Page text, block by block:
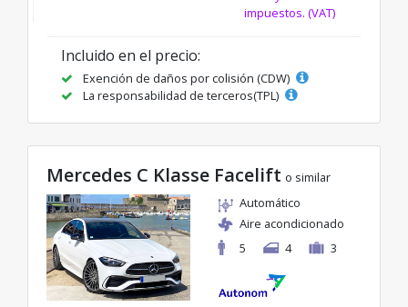
impuestos. (VAT)
Incluido en el precio:
Exención de daños por colisión (CDW)
La responsabilidad de terceros(TPL)
Mercedes C Klasse Facelift o similar
Automático
Aire acondicionado
5
4 3